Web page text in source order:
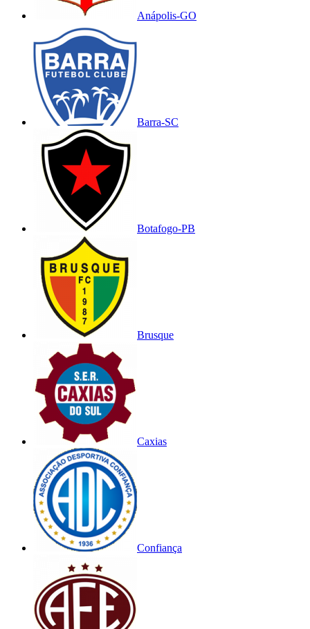
Anápolis-GO
Barra-SC
Botafogo-PB
Brusque
Caxias
Confiança